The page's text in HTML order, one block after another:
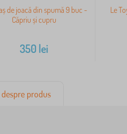
de joacă din spumă 9 buc -
Căpriu și cupru
350 lei
Le
despre produs